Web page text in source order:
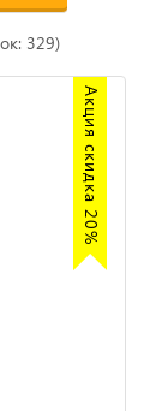
Акция скидка 20%
329)